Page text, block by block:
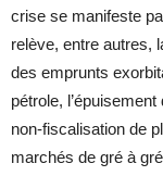
crise se manifeste
relève, entre autres,
des emprunts
pétrole,
non-fiscalisation de
marchés de gré à